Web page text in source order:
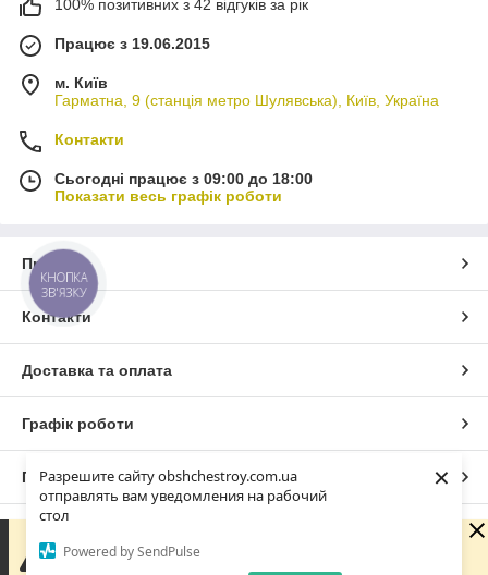
Разрешите сайту obshchestroy.com.ua
отправлять вам уведомления на рабочий
стол
Powered by SendPulse
×
100% позитивних з 42 відгуків за рік
Працює з 19.06.2015
м. Київ
Гарматна, 9 (станція метро Шулявська), Київ, Україна
Контакти
Сьогодні працює з 09:00 до 18:00
Показати весь графік роботи
Про нас
Контакти
Доставка та оплата
Графік роботи
Повна версія сайту
замовлення та повідомлення, оскільки за її графіком
КНОПКА
ЗВ'ЯЗКУ